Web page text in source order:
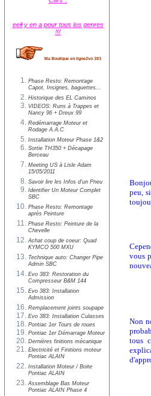
eeil y en a pour tous les genres
!!!
Ma Boutique en ligne2vo 383
Phase Resto: Remontage
Capot, Insignes, baguettes...
Historique des EL Caminos
VIDEOS: Runs à Trappes et
Nancy 96 + Dreux 99
Redémarrage Moteur et
Rodage A.A.C
Installation Moteur Phase 1&2
Sortie TH350 + Décapage
Berceau
Meeting US à Lisle Adam
15/05/2011
Savoir lire les Infos d'un Pneu
Identifier Un Moteur Complet
SBC
Phase Resto: Remontage
après Peinture
Phase Resto: Peinture de la
Chevelle
Achat coup de coeur: Quad
KYMCO 500 MXU
Technique auto: Changer Pipe
Admin SBC
Evo 383: Restoration du
Compresseur B&M 144
Evo 383: Installation
Admission
Remplacement joints soupape
Evo 383: Installation Culasses
Pontiac 1er Tours de roues
Pontiac 1er Démarrage Moteur
Dernières finitions mécanique
Electricité et Finitions moteur
Pontiac ALAIN
Installation Moteur / Boite
Pontiac ALAIN
Assemblage Bas Moteur
Pontiac ALAIN Phase 4
peu,
vous
Non
tous